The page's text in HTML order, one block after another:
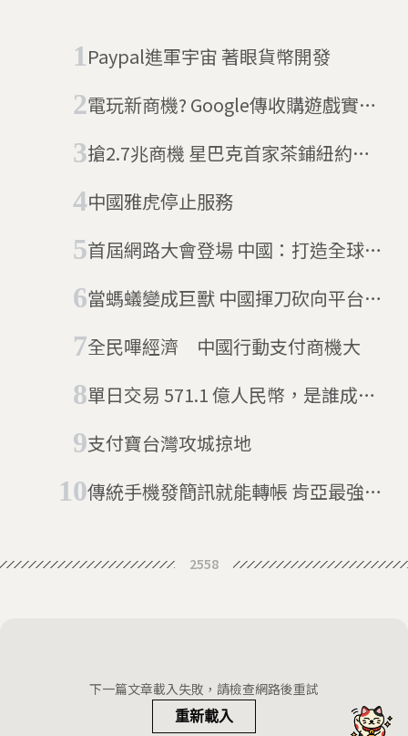
Paypal進軍宇宙 著眼貨幣開發
電玩新商機? Google傳收購遊戲實況
搶2.7兆商機 星巴克首家茶鋪紐約開
中國雅虎停止服務
首屆網路大會登場 中國：打造全球網
當螞蟻變成巨獸 中國揮刀砍向平台經
全民嗶經濟 中國行動支付商機大
單日交易 571.1 億人民幣，是誰成就
支付寶台灣攻城掠地
傳統手機發簡訊就能轉帳 肯亞最強電
2558
下一篇文章載入失敗，請檢查網路後重試
重新載入